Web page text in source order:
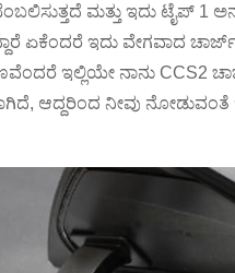
ಮತ್ತು ಇದು ಟೈಪ್ 1
ಏಕೆಂದರೆ ಇದು ವೇಗವಾದ
ಇಲ್ಲಿಯೇ ನಾನು CCS2
ಆದ್ದರಿಂದ ನೀವು ನೋಡುವಂತೆ